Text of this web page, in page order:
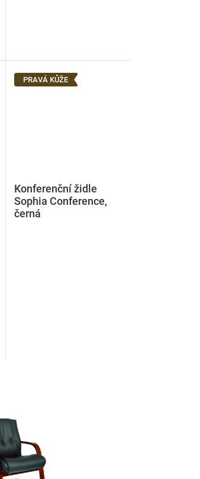
PRAVÁ KŮŽE
Konferenční židle
Sophia Conference,
černá